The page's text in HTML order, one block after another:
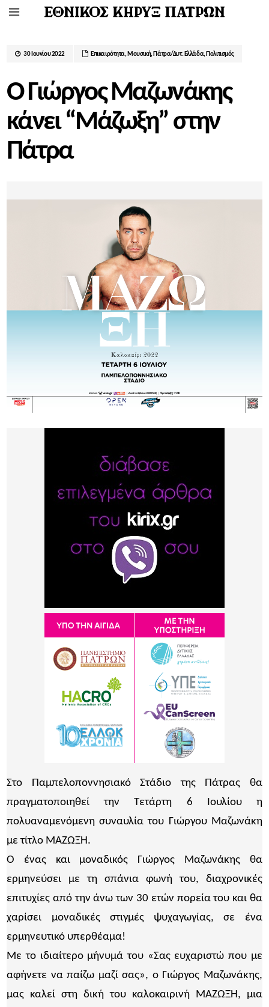
30 Ιουνίου 2022 Επικαιρότητα, Μουσική, Πάτρα/Δυτ. Ελλάδα, Πολιτισμός
Ο Γιώργος Μαζωνάκης
κάνει “Μάζωξη” στην
Πάτρα
Στο Παμπελοποννησιακό Στάδιο της Πάτρας θα
πραγματοποιηθεί την Τετάρτη 6 Ιουλίου η
πολυαναμενόμενη συναυλία του Γιώργου Μαζωνάκη
με τίτλο ΜΑΖΩΞΗ.
Ο ένας και μοναδικός Γιώργος Μαζωνάκης θα
ερμηνεύσει με τη σπάνια φωνή του, διαχρονικές
επιτυχίες από την άνω των 30 ετών πορεία του και θα
χαρίσει μοναδικές στιγμές ψυχαγωγίας, σε ένα
ερμηνευτικό υπερθέαμα!
Με το ιδιαίτερο μήνυμά του «Σας ευχαριστώ που με
αφήνετε να παίζω μαζί σας», ο Γιώργος Μαζωνάκης,
μας καλεί στη δική του καλοκαιρινή ΜΑΖΩΞΗ, μια